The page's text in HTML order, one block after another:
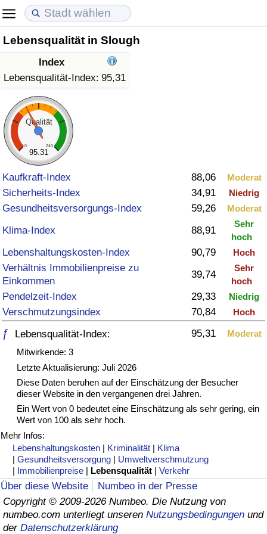
Lebensqualität in Slough
Index
Lebensqualität-Index: 95,31
Qualität
0 240
95.31
Kaufkraft-Index 88,06 Moderat
Sicherheits-Index 34,91 Niedrig
Gesundheitsversorgungs-Index 59,26 Moderat
Klima-Index 88,91
Sehr
hoch
Lebenshaltungskosten-Index 90,79 Hoch
Verhältnis Immobilienpreise zu
Einkommen
39,74
Sehr
hoch
Pendelzeit-Index 29,33 Niedrig
Verschmutzungsindex 70,84 Hoch
ƒ Lebensqualität-Index: 95,31
Moderat
Mitwirkende: 3
Letzte Aktualisierung: Juli 2026
Diese Daten beruhen auf der Einschätzung der Besucher
dieser Website in den vergangenen drei Jahren.
Ein Wert von 0 bedeutet eine Einschätzung als sehr gering, ein
Wert von 100 als sehr hoch.
Mehr Infos:
Lebenshaltungskosten | Kriminalität | Klima
|Gesundheitsversorgung | Umweltverschmutzung
| Immobilienpreise | Lebensqualität |Verkehr
Über diese Website
Numbeo in der Presse
Copyright © 2009-2026 Numbeo. Die Nutzung von
numbeo.com unterliegt unseren Nutzungsbedingungen und
der Datenschutzerklärung
Lebenshaltungskosten
Lebenshaltungskosten-Index (aktuell)
Lebenshaltungskosten-Index
Lebenshaltungskosten-Index nach Land
in Akaba
Immobilienpreise
Immobilienpreis-Index (aktuell)
Immobilienpreis-Index
Immobilienpreis-Index nach Land
Lebensqualität
Lebensqualität-Index
Lebensqualität-Index (aktuell)
Lebensqualitätsindex nach Land
Kriminalität
Kriminalitäts-Index (aktuell)
Kriminalitäts-Index
Kriminalitätsindex nach Land
Gesundheitsversorgung
Gesundheitsversorgungs-Index (aktuell)
Gesundheitsversorgungs-Index
Gesundheitsversorgungs-Index nach Land
Umweltverschmutzung
Umweltverschmutzungs-Index (aktuell)
Verschmutzungsindex
Umweltverschmutzungs-Index nach Land
Verkehr